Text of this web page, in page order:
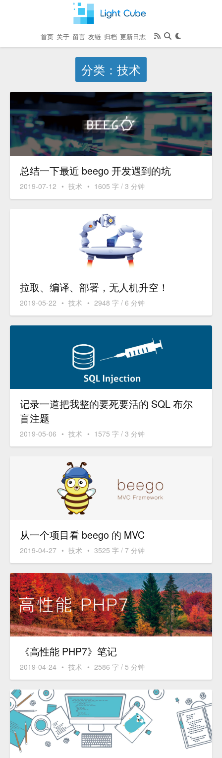
首页 关于 留言 友链 归档 更新日志
分类：技术
总结一下最近 beego 开发遇到的坑
2019-07-12 • 技术 • 1605 字 / 3 分钟
拉取、编译、部署，无人机升空！
2019-05-22 • 技术 • 2948 字 / 6 分钟
记录一道把我整的要死要活的 SQL 布尔
盲注题
2019-05-06 • 技术 • 1575 字 / 3 分钟
从一个项目看 beego 的 MVC
2019-04-27 • 技术 • 3525 字 / 7 分钟
《高性能 PHP7》笔记
2019-04-24 • 技术 • 2586 字 / 5 分钟